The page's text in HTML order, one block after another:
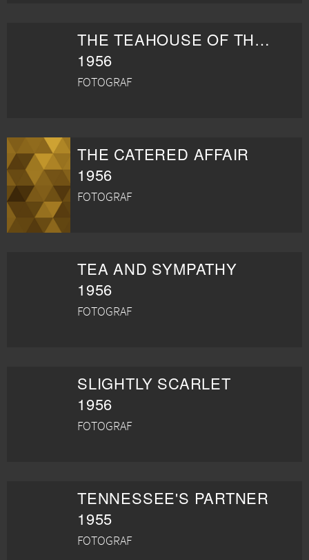
THE TEAHOUSE OF THE AUGUST MOON
1956
FOTOGRAF
THE CATERED AFFAIR
1956
FOTOGRAF
TEA AND SYMPATHY
1956
FOTOGRAF
SLIGHTLY SCARLET
1956
FOTOGRAF
TENNESSEE'S PARTNER
1955
FOTOGRAF